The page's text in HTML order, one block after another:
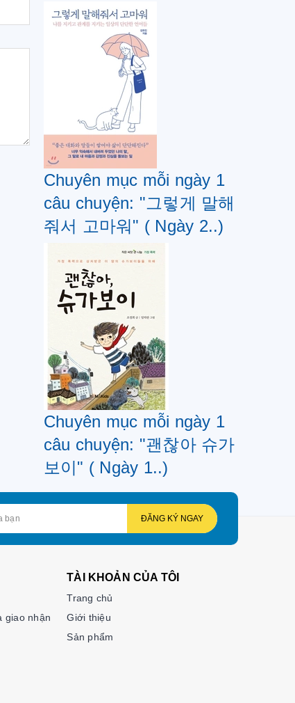
Chuyên mục mỗi ngày 1
câu chuyện: "그렇게 말해
줘서 고마워" ( Ngày 2..)
Chuyên mục mỗi ngày 1
câu chuyện: "괜찮아 슈가
보이" ( Ngày 1..)
ĐĂNG KÝ NGAY
giao nhận
TÀI KHOẢN CỦA TÔI
Trang chủ
Giới thiệu
Sản phẩm